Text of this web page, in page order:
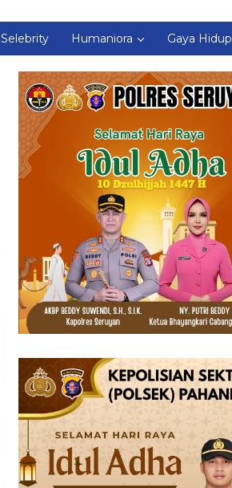
Selebrity Humaniora Gaya Hidup